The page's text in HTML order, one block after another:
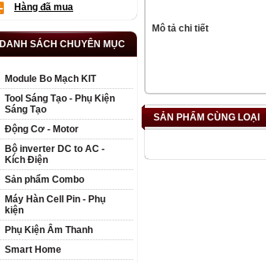
Mô tả chi tiết
SẢN PHẨM CÙNG LOẠI
Hàng đã mua
DANH SÁCH CHUYÊN MỤC
Module Bo Mạch KIT
Tool Sáng Tạo - Phụ Kiện
Sáng Tạo
Động Cơ - Motor
Bộ inverter DC to AC -
Kích Điện
Sản phẩm Combo
Máy Hàn Cell Pin - Phụ
kiện
Phụ Kiện Âm Thanh
Smart Home